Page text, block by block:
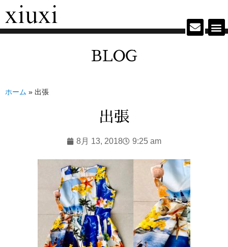
BLOG
ホーム » 出張
出張
8月 13, 2018 9:25 am